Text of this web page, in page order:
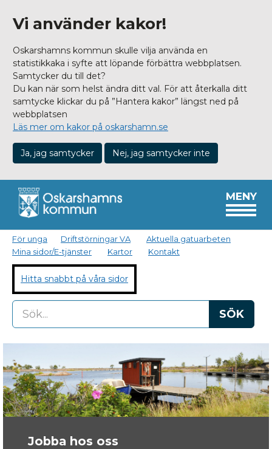
Vi använder kakor!
Oskarshamns kommun skulle vilja använda en
statistikkaka i syfte att löpande förbättra webbplatsen.
Samtycker du till det?
Du kan när som helst ändra ditt val. För att återkalla ditt
samtycke klickar du på ”Hantera kakor” längst ned på
webbplatsen
Läs mer om kakor på oskarshamn.se
Ja, jag samtycker Nej, jag samtycker inte
MENY
För unga Driftstörningar VA
Aktuella gatuarbeten
Mina sidor/E-tjänster
Kartor Kontakt
Hitta snabbt på våra sidor
SÖK
Jobba
hos
oss
Jobba hos oss